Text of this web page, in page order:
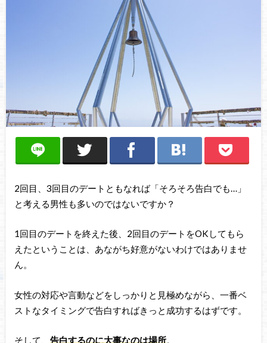
2回目、3回目のデートともなれば「そろそろ告白でも…」
と考える男性も多いのではないですか？
1回目のデートを終えた後、2回目のデートをOKしてもら
えたということは、あながち好意がないわけではありませ
ん。
女性の対応や言動などをしっかりと見極めながら、一番ベ
ストなタイミングで告白すればきっと成功するはずです。
そして、 告白するのに大事なのは場所。